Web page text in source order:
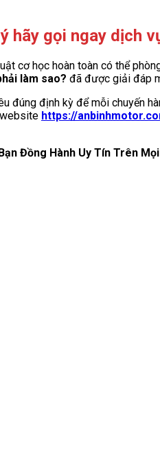
hãy gọi ngay dịch
cơ học hoàn toàn có thể
làm sao? đã được giải đáp
định kỳ để mỗi chuyến
https://
Đồng Hành Uy Tín Trên